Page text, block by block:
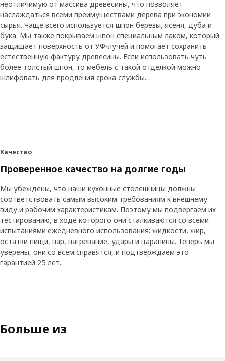
неотличимую от массива древесины, что позволяет
наслаждаться всеми преимуществами дерева при экономии
сырья. Чаще всего используется шпон березы, ясеня, дуба и
бука. Мы также покрываем шпон специальным лаком, который
защищает поверхность от УФ-лучей и помогает сохранить
естественную фактуру древесины. Если использовать чуть
более толстый шпон, то мебель с такой отделкой можно
шлифовать для продления срока службы.
Качество
Проверенное качество на долгие годы
Мы убеждены, что наши кухонные столешницы должны
соответствовать самым высоким требованиям к внешнему
виду и рабочим характеристикам. Поэтому мы подвергаем их
тестированию, в ходе которого они сталкиваются со всеми
испытаниями ежедневного использования: жидкости, жир,
остатки пищи, пар, нагревание, удары и царапины. Теперь мы
уверены, они со всем справятся, и подтверждаем это
гарантией 25 лет.
Больше из